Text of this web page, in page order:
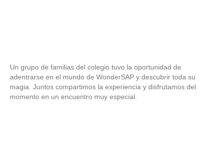
Un grupo de familias del colegio tuvo la oportunidad de
adentrarse en el mundo de WonderSAP y descubrir toda su
magia. Juntos compartimos la experiencia y disfrutamos del
momento en un encuentro muy especial.